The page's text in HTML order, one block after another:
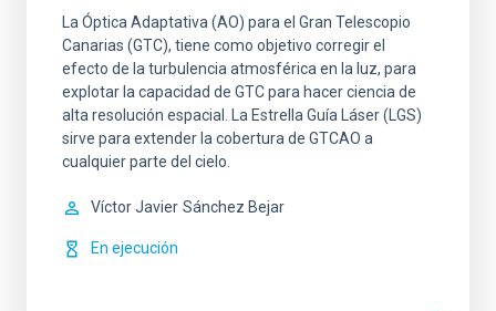
La Óptica Adaptativa (AO) para el Gran Telescopio
Canarias (GTC), tiene como objetivo corregir el
efecto de la turbulencia atmosférica en la luz, para
explotar la capacidad de GTC para hacer ciencia de
alta resolución espacial. La Estrella Guía Láser (LGS)
sirve para extender la cobertura de GTCAO a
cualquier parte del cielo.
Víctor Javier Sánchez Bejar
En ejecución